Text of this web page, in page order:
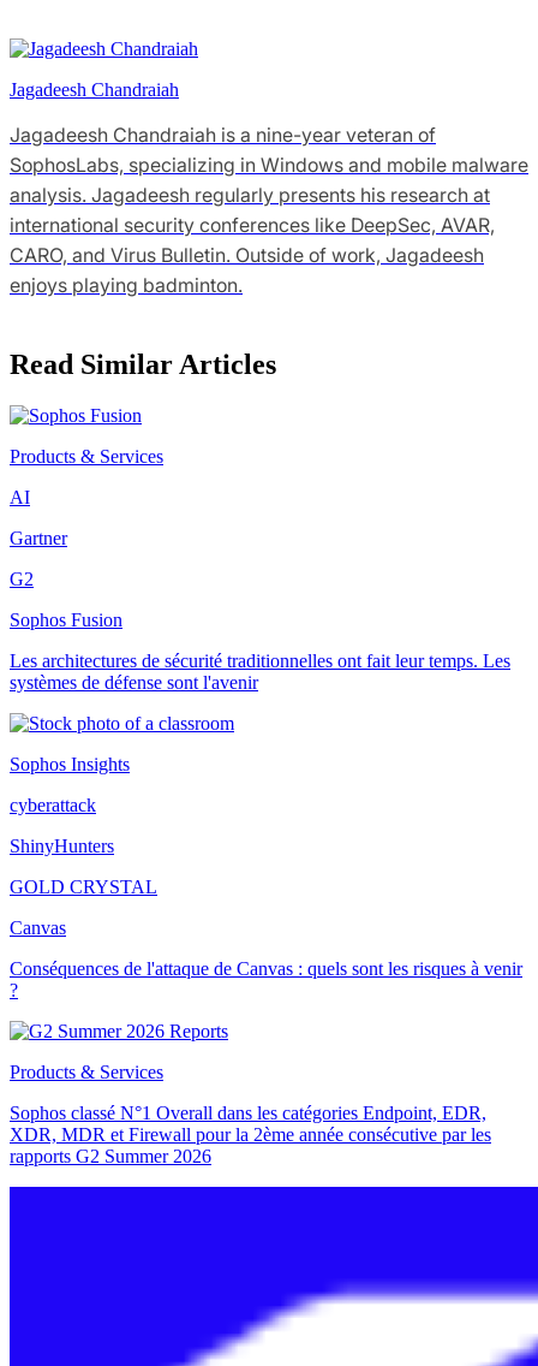
Jagadeesh Chandraiah
Jagadeesh Chandraiah is a nine-year veteran of
SophosLabs, specializing in Windows and mobile malware
analysis. Jagadeesh regularly presents his research at
international security conferences like DeepSec, AVAR,
CARO, and Virus Bulletin. Outside of work, Jagadeesh
enjoys playing badminton.
Read Similar Articles
Products & Services
AI
Gartner
G2
Sophos Fusion
Les architectures de sécurité traditionnelles ont fait leur temps. Les
systèmes de défense sont l'avenir
Sophos Insights
cyberattack
ShinyHunters
GOLD CRYSTAL
Canvas
Conséquences de l'attaque de Canvas : quels sont les risques à venir
?
Products & Services
Sophos classé N°1 Overall dans les catégories Endpoint, EDR,
XDR, MDR et Firewall pour la 2ème année consécutive par les
rapports G2 Summer 2026